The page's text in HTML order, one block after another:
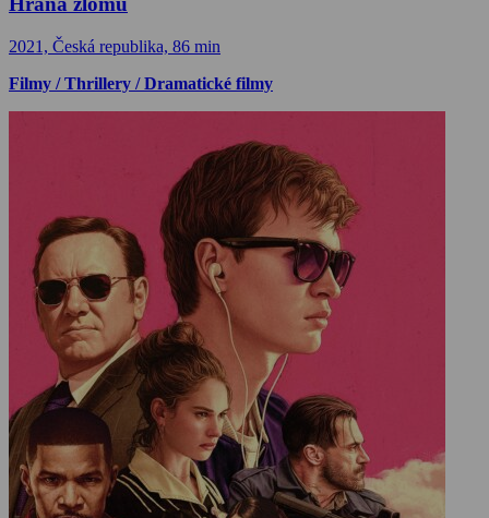
2021, Česká republika, 86 min
Filmy / Thrillery / Dramatické filmy